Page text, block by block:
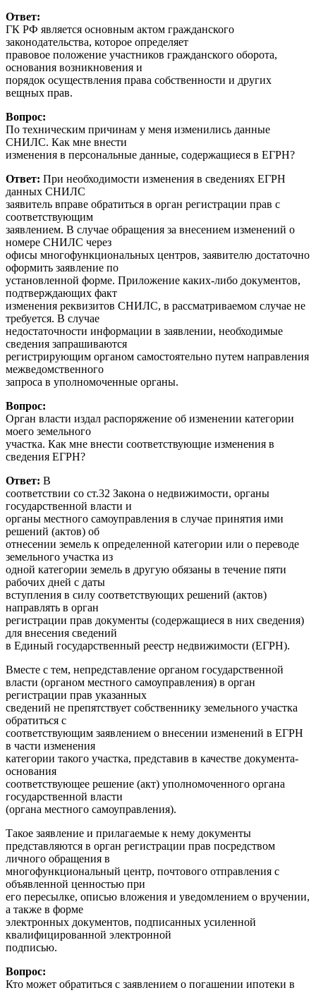
Ответ:
ГК РФ является основным актом гражданского
законодательства, которое определяет
правовое положение участников гражданского оборота,
основания возникновения и
порядок осуществления права собственности и других
вещных прав.
Вопрос:
По техническим причинам у меня изменились данные
СНИЛС. Как мне внести
изменения в персональные данные, содержащиеся в ЕГРН?
Ответ: При необходимости изменения в сведениях ЕГРН
данных СНИЛС
заявитель вправе обратиться в орган регистрации прав с
соответствующим
заявлением. В случае обращения за внесением изменений о
номере СНИЛС через
офисы многофункциональных центров, заявителю достаточно
оформить заявление по
установленной форме. Приложение каких-либо документов,
подтверждающих факт
изменения реквизитов СНИЛС, в рассматриваемом случае не
требуется. В случае
недостаточности информации в заявлении, необходимые
сведения запрашиваются
регистрирующим органом самостоятельно путем направления
межведомственного
запроса в уполномоченные органы.
Вопрос:
Орган власти издал распоряжение об изменении категории
моего земельного
участка. Как мне внести соответствующие изменения в
сведения ЕГРН?
Ответ: В
соответствии со ст.32 Закона о недвижимости, органы
государственной власти и
органы местного самоуправления в случае принятия ими
решений (актов) об
отнесении земель к определенной категории или о переводе
земельного участка из
одной категории земель в другую обязаны в течение пяти
рабочих дней с даты
вступления в силу соответствующих решений (актов)
направлять в орган
регистрации прав документы (содержащиеся в них сведения)
для внесения сведений
в Единый государственный реестр недвижимости (ЕГРН).
Вместе с тем, непредставление органом государственной
власти (органом местного самоуправления) в орган
регистрации прав указанных
сведений не препятствует собственнику земельного участка
обратиться с
соответствующим заявлением о внесении изменений в ЕГРН
в части изменения
категории такого участка, представив в качестве документа-
основания
соответствующее решение (акт) уполномоченного органа
государственной власти
(органа местного самоуправления).
Такое заявление и прилагаемые к нему документы
представляются в орган регистрации прав посредством
личного обращения в
многофункциональный центр, почтового отправления с
объявленной ценностью при
его пересылке, описью вложения и уведомлением о вручении,
а также в форме
электронных документов, подписанных усиленной
квалифицированной электронной
подписью.
Вопрос:
Кто может обратиться с заявлением о погашении ипотеки в